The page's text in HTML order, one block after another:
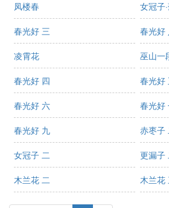
凤楼春 女冠子
春光好 三 春光好
凌霄花 巫山一
春光好 四 春光好
春光好 六 春光好
春光好 九 赤枣子
女冠子 二 更漏子
木兰花 二 木兰花